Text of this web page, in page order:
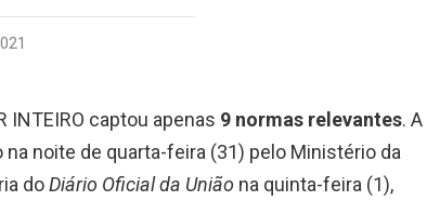
INTEIRO captou apenas 9 normas relevantes. A
noite de quarta-feira (31) pelo Ministério da
doDiário Oficial da União na quinta-feira (1),